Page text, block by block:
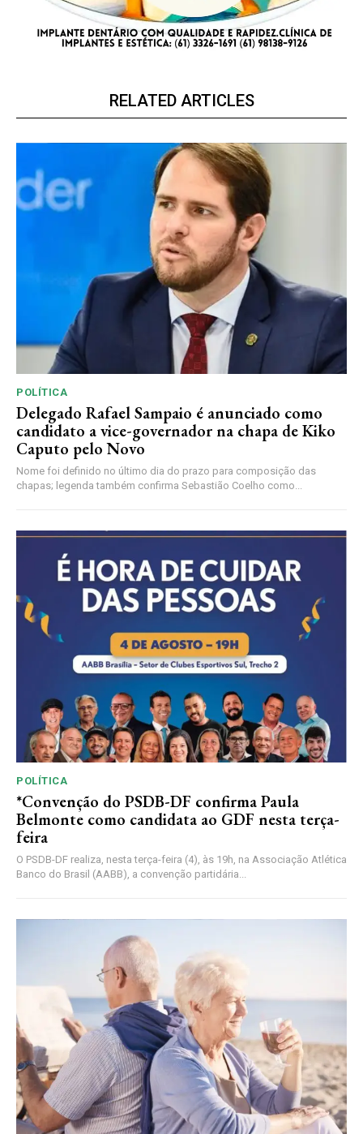
RELATED ARTICLES
POLÍTICA
Delegado Rafael Sampaio é anunciado como
candidato a vice-governador na chapa de Kiko
Caputo pelo Novo
Nome foi definido no último dia do prazo para composição das
chapas; legenda também confirma Sebastião Coelho como...
POLÍTICA
*Convenção do PSDB-DF confirma Paula
Belmonte como candidata ao GDF nesta terça-
feira
O PSDB-DF realiza, nesta terça-feira (4), às 19h, na Associação Atlética
Banco do Brasil (AABB), a convenção partidária...